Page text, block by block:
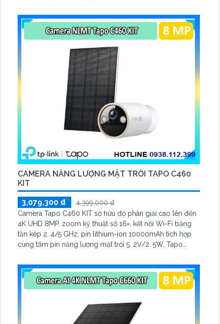
CAMERA NĂNG LƯỢNG MẶT TRỜI TAPO C460
KIT
3,079,300 ₫
4,399,000 ₫
Camera Tapo C460 KIT sở hữu độ phân giải cao lên đến
4K UHD 8MP, zoom kỹ thuật số 16×, kết nối Wi-Fi băng
tần kép 2. 4/5 GHz, pin lithium-ion 10000mAh tích hợp
cùng tấm pin năng lượng mặt trời 5. 2V/2. 5W. Tapo
biến Starlight, tầm nhìn lên đến 15 m